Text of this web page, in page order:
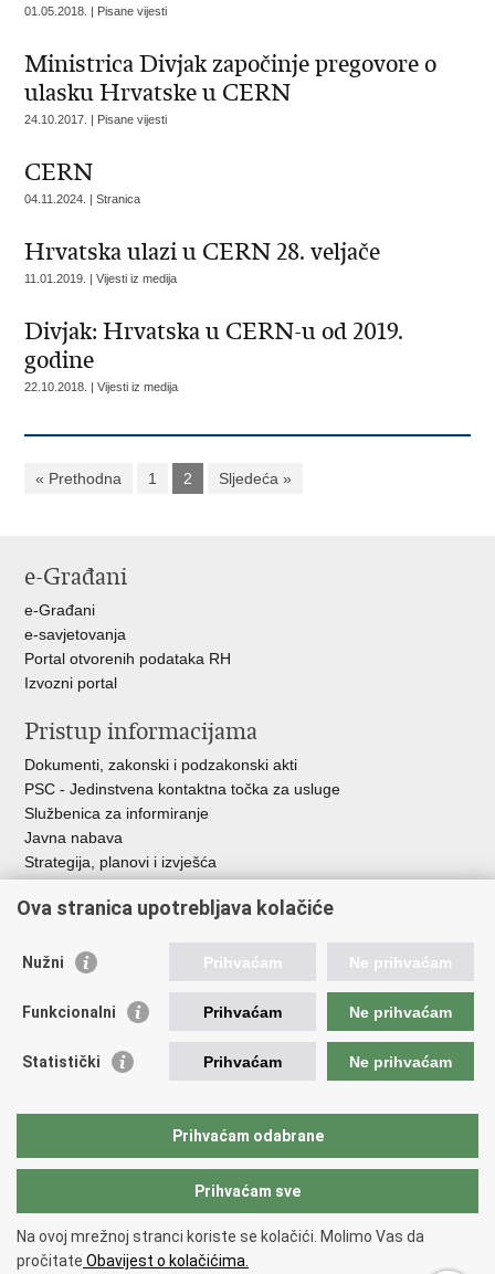
01.05.2018. | Pisane vijesti
Ministrica Divjak započinje pregovore o
ulasku Hrvatske u CERN
24.10.2017. | Pisane vijesti
CERN
04.11.2024. | Stranica
Hrvatska ulazi u CERN 28. veljače
11.01.2019. | Vijesti iz medija
Divjak: Hrvatska u CERN-u od 2019.
godine
22.10.2018. | Vijesti iz medija
« Prethodna 1 2 Sljedeća »
e-Građani
e-Građani
e-savjetovanja
Portal otvorenih podataka RH
Izvozni portal
Pristup informacijama
Dokumenti, zakonski i podzakonski akti
PSC - Jedinstvena kontaktna točka za usluge
Službenica za informiranje
Javna nabava
Strategija, planovi i izvješća
Korisne poveznice
Vlada RH
ASOO
CARNET
Copyright © 2026 Ministarstvo znanosti, obrazovanja i mladih.
Ova stranica upotrebljava kolačiće
Nužni Prihvaćam Ne prihvaćam
Funkcionalni Prihvaćam Ne prihvaćam
Statistički Prihvaćam Ne prihvaćam
Prihvaćam odabrane
Prihvaćam sve
Na ovoj mrežnoj stranci koriste se kolačići. Molimo Vas da
pročitate Obavijest o kolačićima.